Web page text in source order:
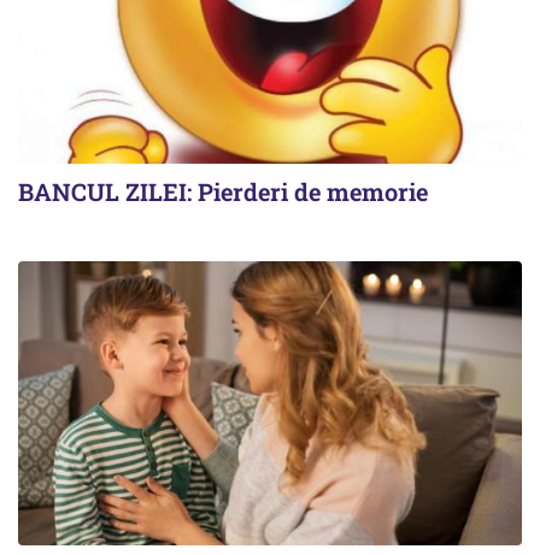
BANCUL ZILEI: Pierderi de memorie